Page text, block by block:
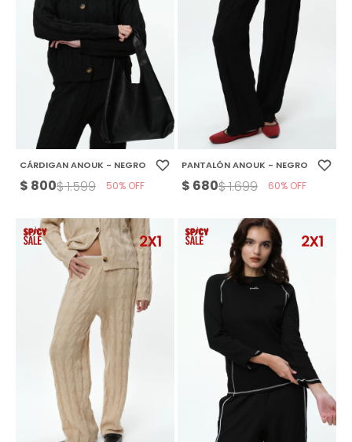
CÁRDIGAN ANOUK - NEGRO
$ 800$1.599 50
PANTALÓN ANOUK - NEGRO
$ 680$1.699 60